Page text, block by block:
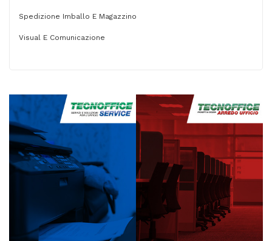
Spedizione Imballo E Magazzino
Visual E Comunicazione